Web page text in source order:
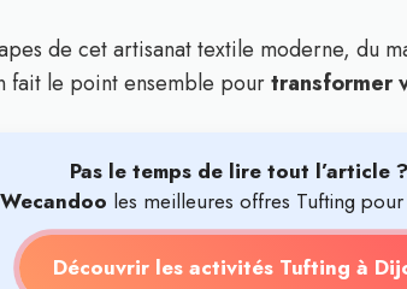
de cet artisanat textile moderne, du
fait le point ensemble pourtransformer
Pas le temps de lire tout l’article ?
Wecandoo les meilleures offres Tufting pour
Découvrir les activités Tufting à